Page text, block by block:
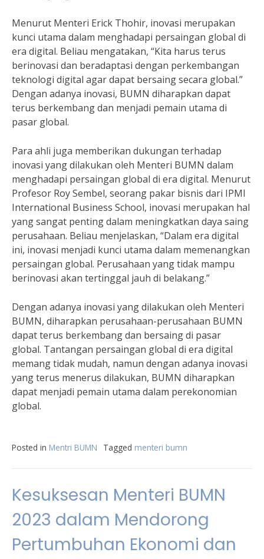
Menurut Menteri Erick Thohir, inovasi merupakan
kunci utama dalam menghadapi persaingan global di
era digital. Beliau mengatakan, “Kita harus terus
berinovasi dan beradaptasi dengan perkembangan
teknologi digital agar dapat bersaing secara global.”
Dengan adanya inovasi, BUMN diharapkan dapat
terus berkembang dan menjadi pemain utama di
pasar global.
Para ahli juga memberikan dukungan terhadap
inovasi yang dilakukan oleh Menteri BUMN dalam
menghadapi persaingan global di era digital. Menurut
Profesor Roy Sembel, seorang pakar bisnis dari IPMI
International Business School, inovasi merupakan hal
yang sangat penting dalam meningkatkan daya saing
perusahaan. Beliau menjelaskan, “Dalam era digital
ini, inovasi menjadi kunci utama dalam memenangkan
persaingan global. Perusahaan yang tidak mampu
berinovasi akan tertinggal jauh di belakang.”
Dengan adanya inovasi yang dilakukan oleh Menteri
BUMN, diharapkan perusahaan-perusahaan BUMN
dapat terus berkembang dan bersaing di pasar
global. Tantangan persaingan global di era digital
memang tidak mudah, namun dengan adanya inovasi
yang terus menerus dilakukan, BUMN diharapkan
dapat menjadi pemain utama dalam perekonomian
global.
Posted in Mentri BUMN Tagged menteri bumn
Kesuksesan Menteri BUMN
2023 dalam Mendorong
Pertumbuhan Ekonomi dan